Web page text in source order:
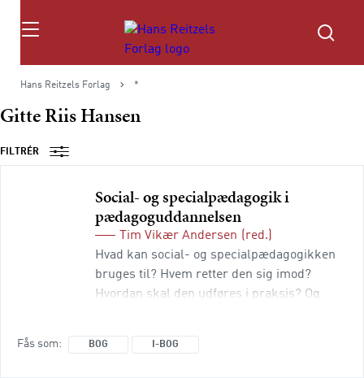
Søg
Hans Reitzels Forlag *
Gitte Riis Hansen
FILTRÉR
Social- og specialpædagogik i
pædagoguddannelsen
Tim Vikær Andersen
(red.)
Hvad kan social- og specialpædagogikken
bruges til? Hvem retter den sig imod?
Hvordan skal den udføres i praksis? Og
Fås som BOG I-BOG